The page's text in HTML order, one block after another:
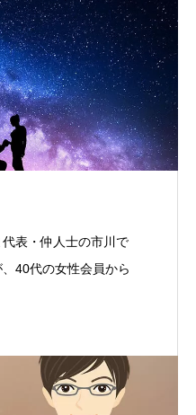
表・仲人士の市川で
40代の女性会員から